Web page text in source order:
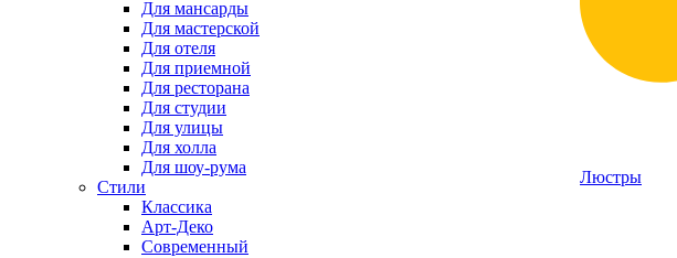
Люстры
Для мансарды
Для мастерской
Для отеля
Для приемной
Для ресторана
Для студии
Для улицы
Для холла
Для шоу-рума
Стили
Классика
Арт-Деко
Современный